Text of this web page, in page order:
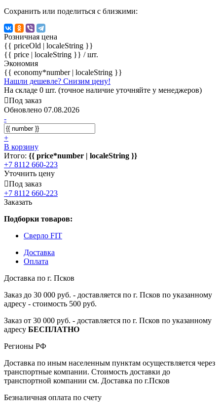
Сохранить или поделиться с близкими:
Розничная цена
{{ priceOld | localeString }}
{{ price | localeString }} / шт.
Экономия
{{ economy*number | localeString }}
Нашли дешевле? Снизим цену!
На складе 0 шт. (точное наличие уточняйте у менеджеров)
Под заказ
Обновлено 07.08.2026
-
+
В корзину
Итого: {{ price*number | localeString }}
+7 8112 660-223
Уточнить цену
Под заказ
+7 8112 660-223
Заказать
Подборки товаров:
Сверло FIT
Доставка
Оплата
Доставка по г. Псков
Заказ до 30 000 руб. - доставляется по г. Псков по указанному
адресу - стоимость 500 руб.
Заказ от 30 000 руб. - доставляется по г. Псков по указанному
адресу БЕСПЛАТНО
Регионы РФ
Доставка по иным населенным пунктам осуществляется через
транспортные компании. Стоимость доставки до
транспортной компании см. Доставка по г.Псков
Безналичная оплата по счету